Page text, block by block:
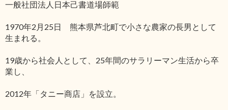
一般社団法人日本己書道場師範
1970年2月25日 熊本県芦北町で小さな農家の長男として
生まれる。
19歳から社会人として、25年間のサラリーマン生活から卒
業し、
2012年「タニー商店」を設立。